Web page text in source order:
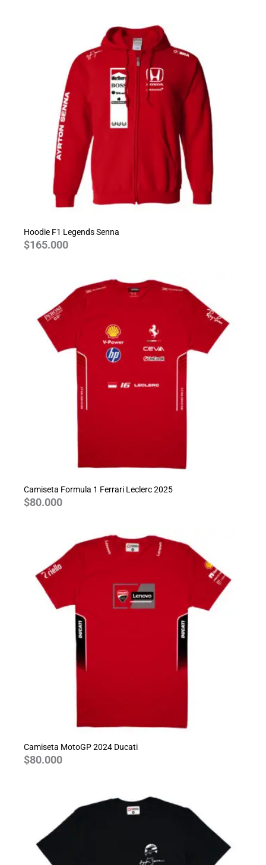
Hoodie F1 Legends Senna
$165.000
Camiseta Formula 1 Ferrari Leclerc 2025
$80.000
Camiseta MotoGP 2024 Ducati
$80.000